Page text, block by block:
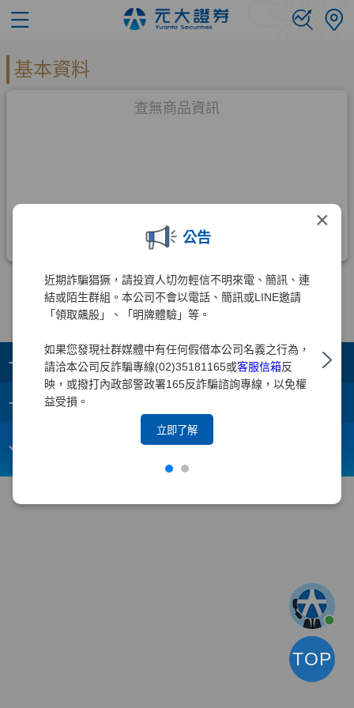
×
公告
近期詐騙猖獗，請投資人切勿輕信不明來電、簡訊、連
結或陌生群組。本公司不會以電話、簡訊或LINE邀請
「領取飆股」、「明牌體驗」等。
如果您發現社群媒體中有任何假借本公司名義之行為，
請洽本公司反詐騙專線(02)35181165或客服信箱反
映，或撥打內政部警政署165反詐騙諮詢專線，以免權
益受損。
立即了解
+ 集團成員
+ 重要須知
webmaster@yuanta.com
TOP